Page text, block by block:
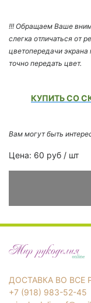
!!! Обращаем Ваше
слегка отличаться от
цветопередачи
точно передать цвет.
КУПИТЬ СО
Вам могут быть
Цена: 60 руб / шт
ДОСТАВКА ВО ВСЕ
+7 (918) 983-52-45